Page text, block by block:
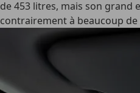
de 453 litres, mais son grand
contrairement à beaucoup de